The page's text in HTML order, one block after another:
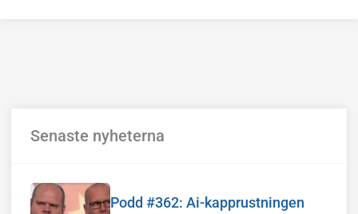
Senaste nyheterna
Podd #362: Ai-kapprustningen